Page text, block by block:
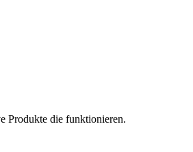
Produkte die funktionieren.